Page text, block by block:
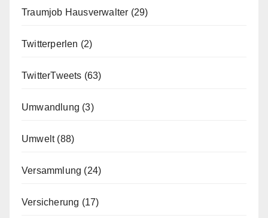
Traumjob Hausverwalter (29)
Twitterperlen (2)
TwitterTweets (63)
Umwandlung (3)
Umwelt(88)
Versammlung (24)
Versicherung (17)